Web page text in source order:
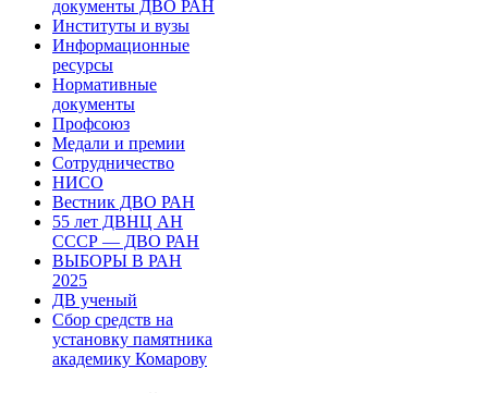
документы ДВО РАН
Институты и вузы
Информационные
ресурсы
Нормативные
документы
Профсоюз
Медали и премии
Сотрудничество
НИСО
Вестник ДВО РАН
55 лет ДВНЦ АН
СССР — ДВО РАН
ВЫБОРЫ В РАН
2025
ДВ ученый
Сбор средств на
установку памятника
академику Комарову